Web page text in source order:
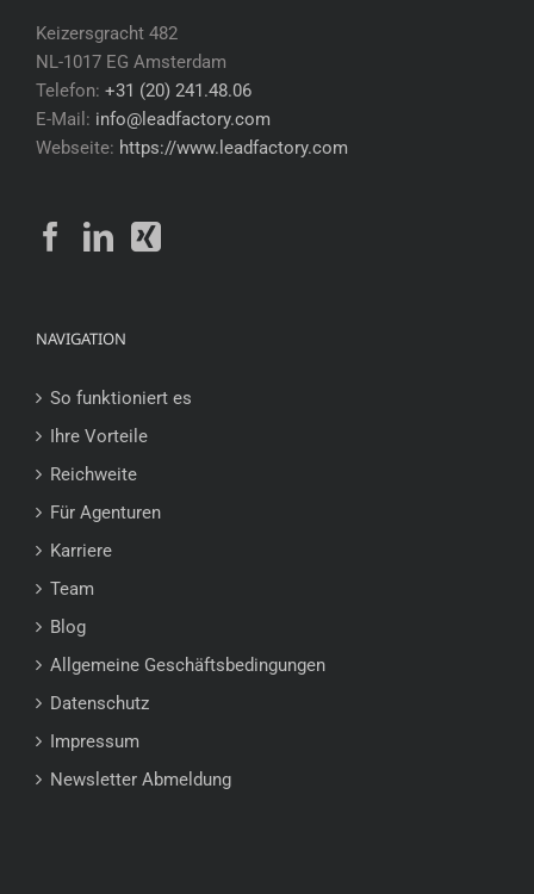
Keizersgracht 482
NL-1017 EG Amsterdam
Telefon: +31 (20) 241.48.06
E-Mail: info@leadfactory.com
Webseite: https://www.leadfactory.com
NAVIGATION
So funktioniert es
Ihre Vorteile
Reichweite
Für Agenturen
Karriere
Team
Blog
Allgemeine Geschäftsbedingungen
Datenschutz
Impressum
Newsletter Abmeldung